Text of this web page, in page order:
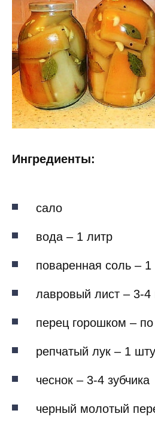
Ингредиенты:
сало
вода – 1 литр
поваренная соль – 1
лавровый лист – 3-4
перец горошком – по
репчатый лук – 1
чеснок – 3-4 зубчика
черный молотый